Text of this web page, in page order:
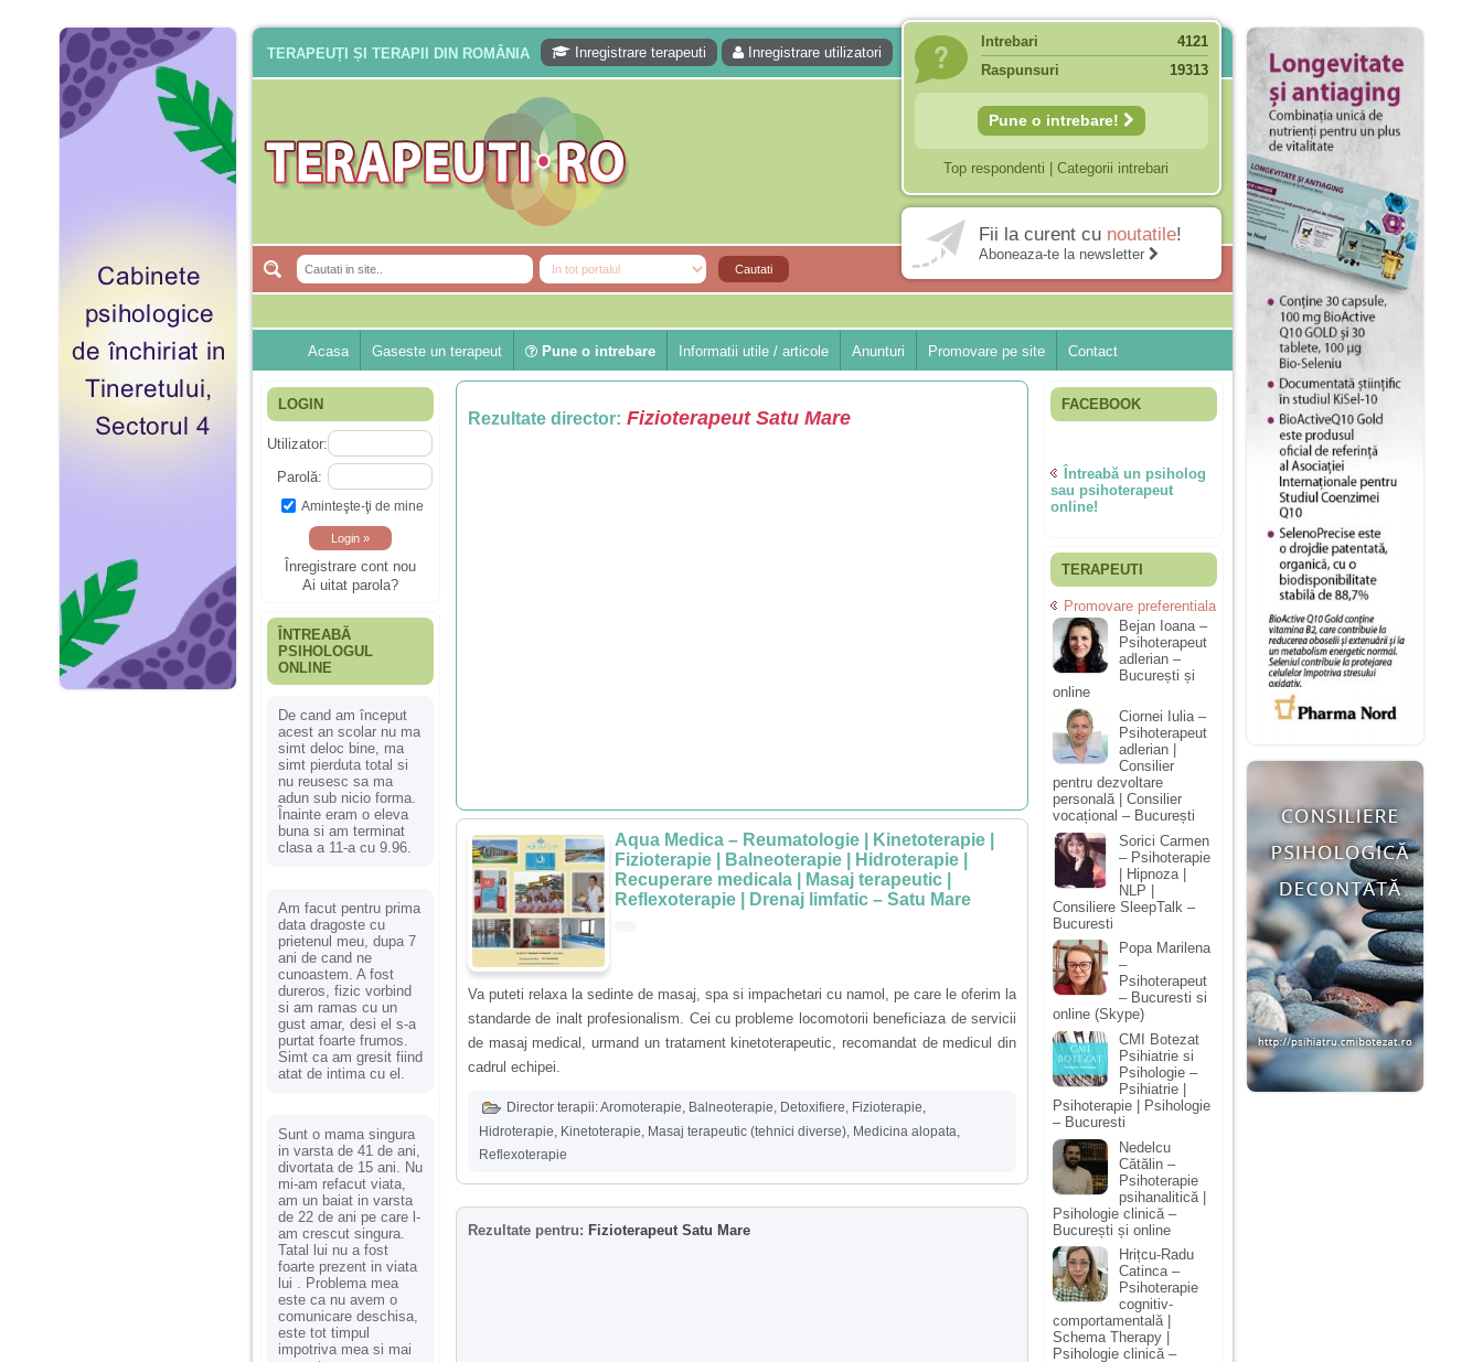
TERAPEUȚI ȘI TERAPII DIN ROMÂNIA Inregistrare terapeuti Inregistrare utilizatori
Intrebari
4121
Raspunsuri
19313
Pune o intrebare!
Top respondenti Categorii intrebari
Fii la curent cu noutatile!
Aboneaza-te la newsletter
Acasa Gaseste un terapeut Pune o intrebare Informatii utile / articole Anunturi Promovare pe site Contact
LOGIN
Utilizator:
Parolă:
Aminteşte-ţi de mine
Înregistrare cont nou
Ai uitat parola?
ÎNTREABĂ
PSIHOLOGUL
ONLINE
De cand am început
acest an scolar nu ma
simt deloc bine, ma
simt pierduta total si
nu reusesc sa ma
adun sub nicio forma.
Înainte eram o eleva
buna si am terminat
clasa a 11-a cu 9.96.
Am facut pentru prima
data dragoste cu
prietenul meu, dupa 7
ani de cand ne
cunoastem. A fost
dureros, fizic vorbind
si am ramas cu un
gust amar, desi el s-a
purtat foarte frumos.
Simt ca am gresit fiind
atat de intima cu el.
Sunt o mama singura
in varsta de 41 de ani,
divortata de 15 ani. Nu
mi-am refacut viata,
am un baiat in varsta
de 22 de ani pe care l-
am crescut singura.
Tatal lui nu a fost
foarte prezent in viata
lui . Problema mea
este ca nu avem o
comunicare deschisa,
este tot timpul
impotriva mea si mai
Rezultate director: Fizioterapeut Satu Mare
Aqua Medica – Reumatologie | Kinetoterapie |
Fizioterapie | Balneoterapie | Hidroterapie |
Recuperare medicala | Masaj terapeutic |
Reflexoterapie | Drenaj limfatic – Satu Mare
Va puteti relaxa la sedinte de masaj, spa si impachetari cu namol, pe care le oferim la
standarde de inalt profesionalism. Cei cu probleme locomotorii beneficiaza de servicii
de masaj medical, urmand un tratament kinetoterapeutic, recomandat de medicul din
cadrul echipei.
Director terapii:Aromoterapie, Balneoterapie, Detoxifiere, Fizioterapie,
Hidroterapie, Kinetoterapie, Masaj terapeutic (tehnici diverse), Medicina alopata,
Reflexoterapie
Rezultate pentru: Fizioterapeut Satu Mare
FACEBOOK
Întreabă un psiholog
sau psihoterapeut
online!
TERAPEUTI
Promovare preferentiala
Bejan Ioana –
Psihoterapeut
adlerian –
București și
online
Ciornei Iulia –
Psihoterapeut
adlerian |
Consilier
pentru dezvoltare
personală | Consilier
vocațional – București
Sorici Carmen
– Psihoterapie
| Hipnoza |
NLP |
Consiliere SleepTalk –
Bucuresti
Popa Marilena
–
Psihoterapeut
– Bucuresti si
online (Skype)
CMI Botezat
Psihiatrie si
Psihologie –
Psihiatrie |
Psihoterapie | Psihologie
– Bucuresti
Nedelcu
Cătălin –
Psihoterapie
psihanalitică |
Psihologie clinică –
București și online
Hrițcu-Radu
Catinca –
Psihoterapie
cognitiv-
comportamentală |
Schema Therapy |
Psihologie clinică –